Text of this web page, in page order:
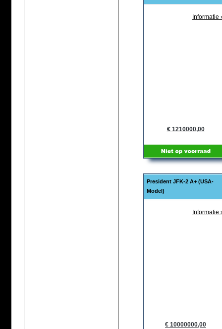
Informatie
€ 1210000,00
President JFK-2 A+ (USA-
Model)
Informatie
€ 10000000,00